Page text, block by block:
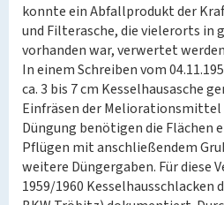
konnte ein Abfallprodukt der
und Filterasche, die vielerorts in
vorhanden war, verwertet
In einem Schreiben vom
ca. 3 bis 7 cm Kesselhausasche
Einfräsen der Meliorationsmittel
Düngung benötigen die Flächen
Pflügen mit anschließendem
weitere Düngergaben. Für diese
1959/1960 Kesselhausschlacken